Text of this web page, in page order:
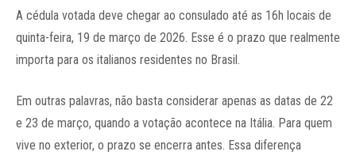
A cédula votada deve chegar ao consulado até as 16h locais de
quinta-feira, 19 de março de 2026. Esse é o prazo que realmente
importa para os italianos residentes no Brasil.
Em outras palavras, não basta considerar apenas as datas de 22
e 23 de março, quando a votação acontece na Itália. Para quem
vive no exterior, o prazo se encerra antes. Essa diferença